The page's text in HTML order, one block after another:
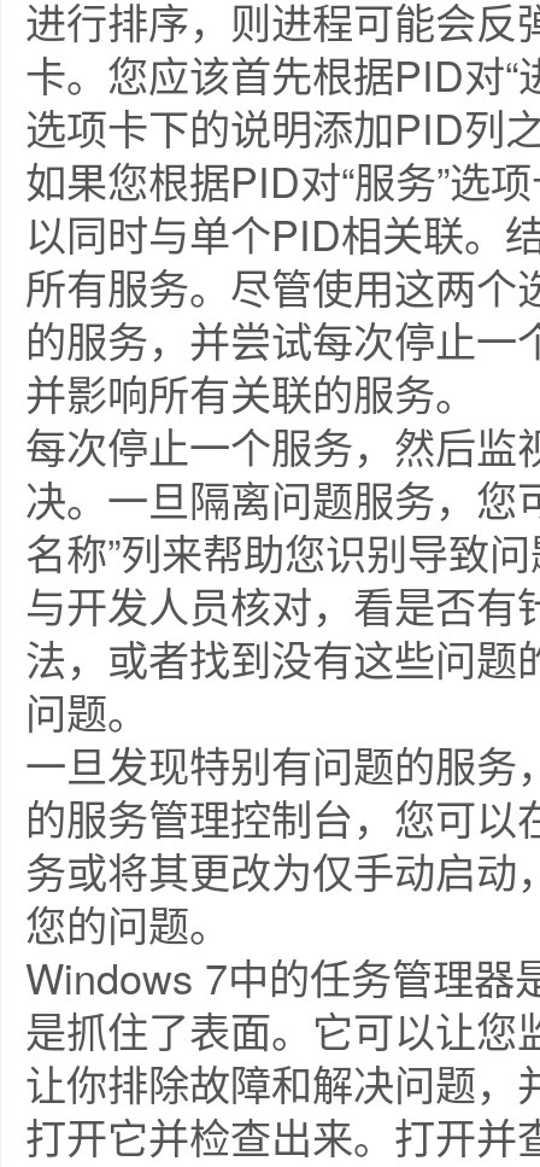
进行排序，则进程可能会
卡。您应该首先根据PID对“
选项卡下的说明添加PID列
如果您根据PID对“服务”选
以同时与单个PID相关联。
所有服务。尽管使用这两
的服务，并尝试每次停止
并影响所有关联的服务。
每次停止一个服务，然后监
决。一旦隔离问题服务，您
名称”列来帮助您识别导致
与开发人员核对，看是否
法，或者找到没有这些问
问题。
一旦发现特别有问题的服务
的服务管理控制台，您可
务或将其更改为仅手动启
您的问题。
Windows 7中的任务管理器
是抓住了表面。它可以让
让你排除故障和解决问题
打开它并检查出来。打开